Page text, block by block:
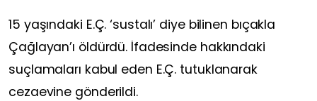
15 yaşındaki E.Ç. ‘sustalı’ diye bilinen bıçakla
Çağlayan’ı öldürdü. İfadesinde hakkındaki
suçlamaları kabul eden E.Ç. tutuklanarak
cezaevine gönderildi.